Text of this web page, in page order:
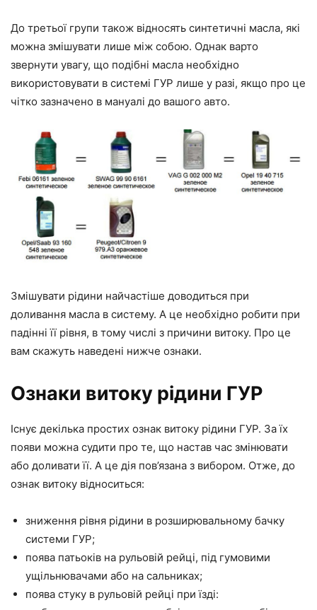
До третьої групи також відносять синтетичні масла, які
можна змішувати лише між собою. Однак варто
звернути увагу, що подібні масла необхідно
використовувати в системі ГУР лише у разі, якщо про це
чітко зазначено в мануалі до вашого авто.
Змішувати рідини найчастіше доводиться при
доливання масла в систему. А це необхідно робити при
падінні її рівня, в тому числі з причини витоку. Про це
вам скажуть наведені нижче ознаки.
Ознаки витоку рідини ГУР
Існує декілька простих ознак витоку рідини ГУР. За їх
появи можна судити про те, що настав час змінювати
або доливати її. А це дія пов’язана з вибором. Отже, до
ознак витоку відноситься:
зниження рівня рідини в розширювальному бачку
системи ГУР;
поява патьоків на рульовій рейці, під гумовими
ущільнювачами або на сальниках;
поява стуку в рульовій рейці при їзді: